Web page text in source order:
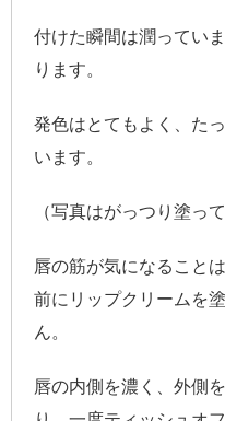
付けた瞬間は潤ってい
ります。
発色はとてもよく、た
います。
（写真はがっつり塗っ
唇の筋が気になること
前にリップクリームを
ん。
唇の内側を濃く、外側